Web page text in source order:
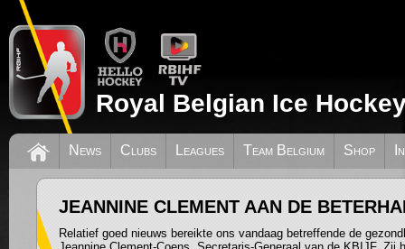
Royal Belgian Ice
News Clubs Leagues Team Belgium Shop
JEANNINE CLEMENT AAN DE
Relatief goed nieuws bereikte ons vandaag betreffende de